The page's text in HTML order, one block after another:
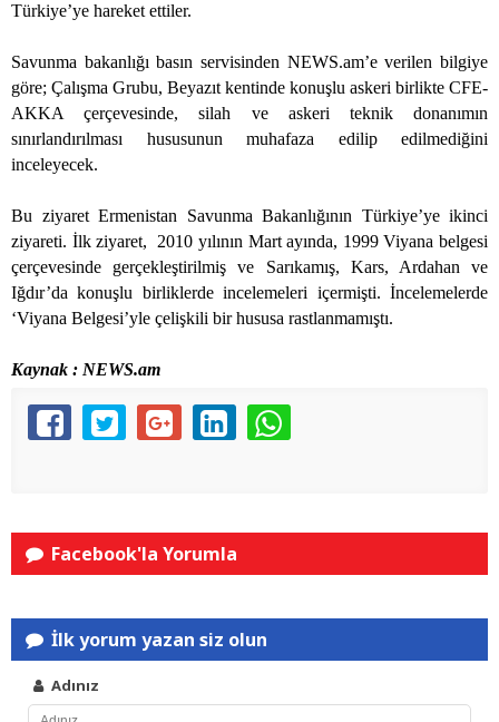
Türkiye’ye hareket ettiler.
Savunma bakanlığı basın servisinden NEWS.am’e verilen bilgiye
göre; Çalışma Grubu, Beyazıt kentinde konuşlu askeri birlikte CFE-
AKKA çerçevesinde, silah ve askeri teknik donanımın
sınırlandırılması hususunun muhafaza edilip edilmediğini
inceleyecek.
Bu ziyaret Ermenistan Savunma Bakanlığının Türkiye’ye ikinci
ziyareti. İlk ziyaret,
2010 yılının Mart ayında, 1999 Viyana belgesi
çerçevesinde gerçekleştirilmiş ve Sarıkamış, Kars, Ardahan ve
Iğdır’da konuşlu birliklerde incelemeleri içermişti. İncelemelerde
‘Viyana Belgesi’yle çelişkili bir hususa rastlanmamıştı.
Kaynak : NEWS.am
Facebook'la Yorumla
İlk yorum yazan siz olun
Adınız